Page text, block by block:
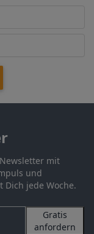
mit
und
jede Woche.
Gratis
anfordern